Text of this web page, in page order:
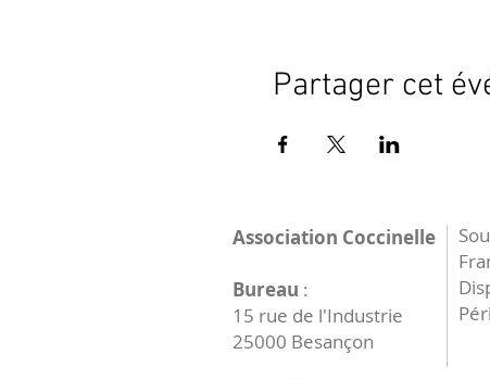
Partager cet
Association Coccinelle
Bureau :
15 rue de l'Industrie
25000 Besançon